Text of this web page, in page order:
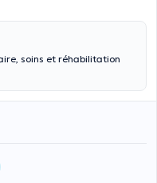
soins et réhabilitation